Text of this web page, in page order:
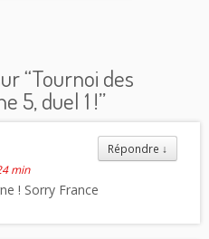
“Tournoi des
5, duel 1 !”
Répondre ↓
min
! Sorry France